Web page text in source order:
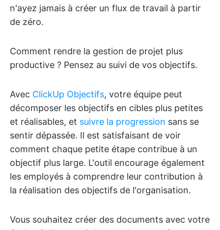
n'ayez jamais à créer un flux de travail à partir
de zéro.
Comment rendre la gestion de projet plus
productive ? Pensez au suivi de vos objectifs.
Avec ClickUp Objectifs, votre équipe peut
décomposer les objectifs en cibles plus petites
et réalisables, et suivre la progression sans se
sentir dépassée. Il est satisfaisant de voir
comment chaque petite étape contribue à un
objectif plus large. L'outil encourage également
les employés à comprendre leur contribution à
la réalisation des objectifs de l'organisation.
Vous souhaitez créer des documents avec votre